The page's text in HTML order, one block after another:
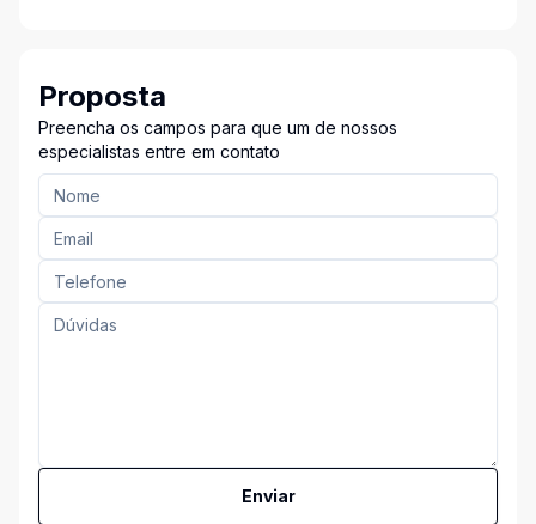
Proposta
Preencha os campos para que um de nossos
especialistas entre em contato
Enviar